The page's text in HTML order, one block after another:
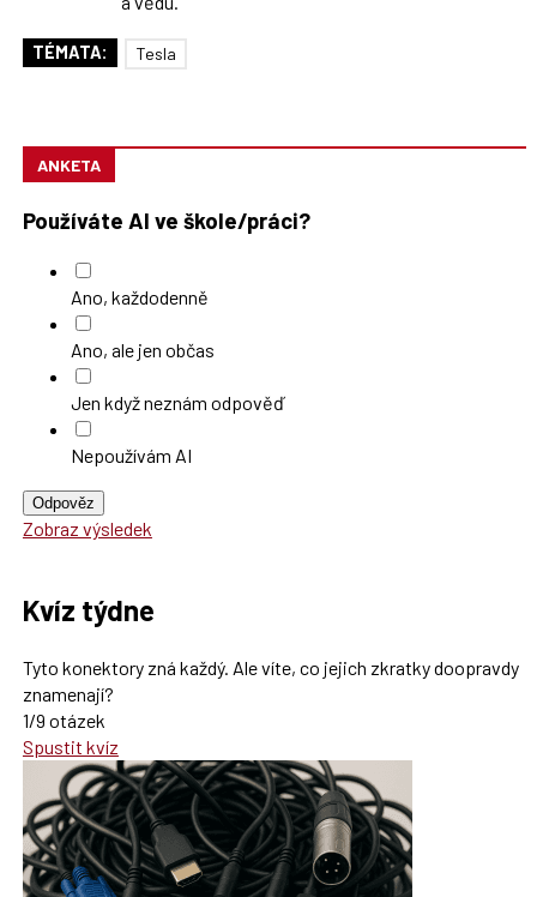
TÉMATA: Tesla
ANKETA
Používáte AI ve škole/práci?
Ano, každodenně
Ano, ale jen občas
Jen když neznám odpověď
Nepoužívám AI
Odpověz
Zobraz výsledek
Kvíz týdne
Tyto konektory zná každý. Ale víte, co jejich zkratky doopravdy
znamenají?
1/9 otázek
Spustit kvíz